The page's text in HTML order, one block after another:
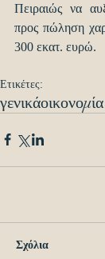
Πειραιώς να
προς πώληση
300 εκατ. ευρώ.
Ετικέτες:
γενικάοικονομία
Σχόλια